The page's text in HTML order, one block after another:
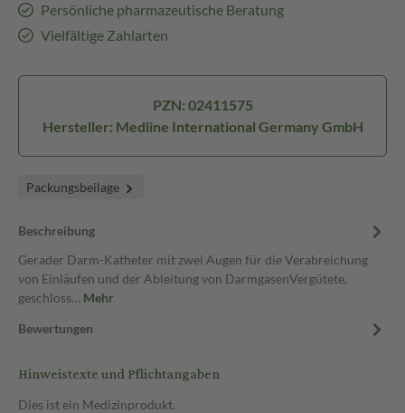
Persönliche pharmazeutische Beratung
Vielfältige Zahlarten
PZN: 02411575
Hersteller: Medline International Germany GmbH
Packungsbeilage
Beschreibung
Gerader Darm-Katheter mit zwei Augen für die Verabreichung
von Einläufen und der Ableitung von DarmgasenVergütete,
geschloss… Mehr
Bewertungen
Hinweistexte und Pflichtangaben
Dies ist ein Medizinprodukt.